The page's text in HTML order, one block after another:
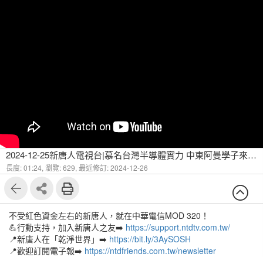
2024-12-25新唐人電視台|慕名台灣半導體實力 中東阿曼學子來台取經
長度: 01:24, 瀏覽: 629, 最近修訂: 2024-12-26
不受紅色資金左右的新唐人，就在中華電信MOD 320！
💪行動支持，加入新唐人之友➡️ https://support.ntdtv.com.tw/
📍新唐人在「乾淨世界」➡️ https://bit.ly/3AySOSH
📍歡迎訂閱電子報➡️ https://ntdfriends.com.tw/newsletter